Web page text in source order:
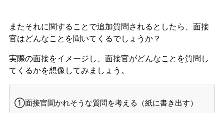
またそれに関することで追加質問されるとしたら、面接
官はどんなことを聞いてくるでしょうか？
実際の面接をイメージし、面接官がどんなことを質問し
てくるかを想像してみましょう。
①面接官聞かれそうな質問を考える（紙に書き出す）